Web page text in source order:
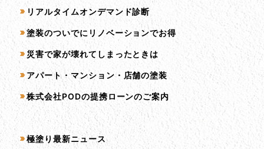
リアルタイムオンデマンド診断
塗装のついでにリノベーションでお得
災害で家が壊れてしまったときは
アパート・マンション・店舗の塗装
株式会社PODの提携ローンのご案内
コンテンツ一覧
極塗り最新ニュース